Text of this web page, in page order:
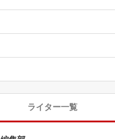
ライター一覧